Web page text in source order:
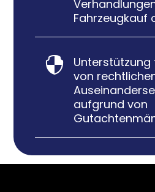
Fahrzeugkauf

Unterstützung
von
aufgrund von